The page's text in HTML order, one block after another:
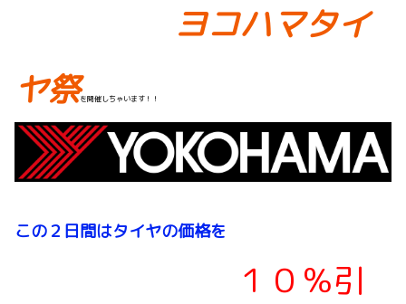
ヨコハマタイ
ヤ祭を開催しちゃいます！！
この２日間はタイヤの価格を
１０％引